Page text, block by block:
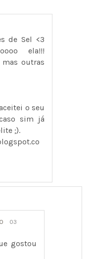
de Sel <3
ela!!!
outras
o seu
sim já
;).
03
gostou